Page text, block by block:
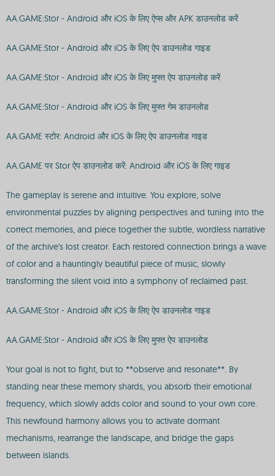
AA.GAME:Stor - Android और iOS के लिए ऐप्स और APK डाउनलोड करें
AA.GAME:Stor - Android और iOS के लिए ऐप डाउनलोड गाइड
AA.GAME:Stor - Android और iOS के लिए मुफ्त ऐप डाउनलोड करें
AA.GAME:Stor - Android और iOS के लिए मुफ्त गेम डाउनलोड
AA.GAME स्टोर: Android और iOS के लिए ऐप डाउनलोड गाइड
AA.GAME पर Stor ऐप डाउनलोड करें: Android और iOS के लिए गाइड
The gameplay is serene and intuitive. You explore, solve
environmental puzzles by aligning perspectives and tuning into the
correct memories, and piece together the subtle, wordless narrative
of the archive's lost creator. Each restored connection brings a wave
of color and a hauntingly beautiful piece of music, slowly
transforming the silent void into a symphony of reclaimed past.
AA.GAME:Stor - Android और iOS के लिए ऐप डाउनलोड गाइड
AA.GAME:Stor - Android और iOS के लिए मुफ्त ऐप डाउनलोड
Your goal is not to fight, but to **observe and resonate**. By
standing near these memory shards, you absorb their emotional
frequency, which slowly adds color and sound to your own core.
This newfound harmony allows you to activate dormant
mechanisms, rearrange the landscape, and bridge the gaps
between islands.